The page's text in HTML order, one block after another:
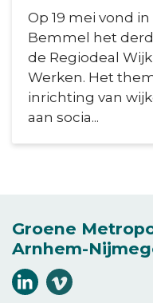
Op 19 mei vond
Bemmel het
de Regiodeal
Werken. Het
inrichting van
aan socia...
Groene
Arnhem-
Volg
ons
ons